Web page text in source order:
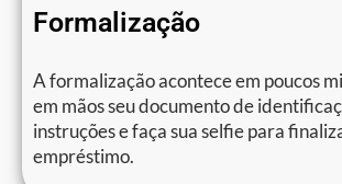
Formalização
A formalização acontece em poucos
em mãos seu documento de
instruções e faça sua selfie para
empréstimo.